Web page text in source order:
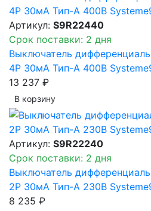
Артикул: S9R22440
Срок поставки: 2 дня
Выключатель
4P 30мА Тип-A 400В
13 237 ₽
В корзинy
Артикул: S9R22240
Срок поставки: 2 дня
Выключатель
2P 30мА Тип-A 230В
8 235 ₽